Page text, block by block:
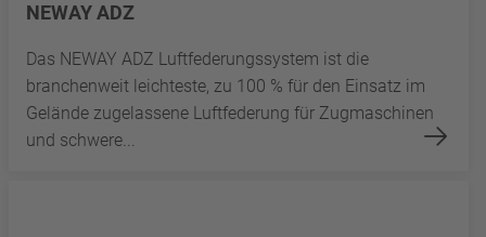
NEWAY ADZ
Das NEWAY ADZ Luftfederungssystem ist die
branchenweit leichteste, zu 100 % für den Einsatz im
Gelände zugelassene Luftfederung für Zugmaschinen
und schwere...